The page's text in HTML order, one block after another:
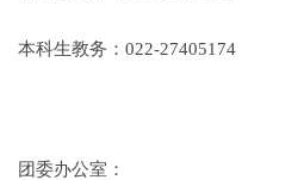
本科生教务：022-27405174
团委办公室：